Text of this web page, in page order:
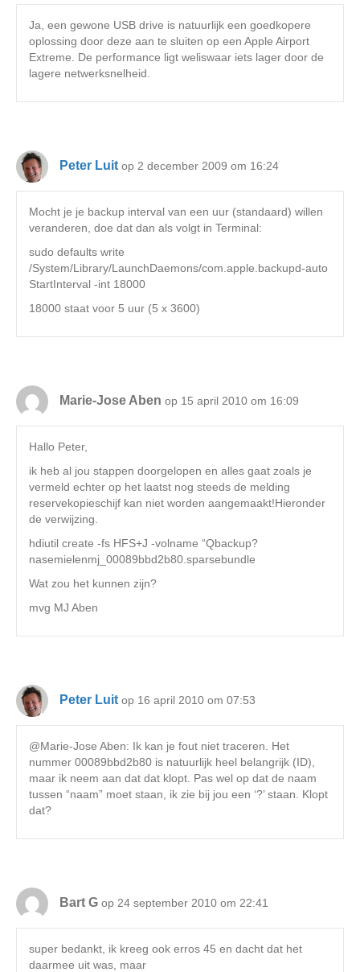
Ja, een gewone USB drive is natuurlijk een goedkopere
oplossing door deze aan te sluiten op een Apple Airport
Extreme. De performance ligt weliswaar iets lager door de
lagere netwerksnelheid.
Peter Luit op 2 december 2009 om 16:24
Mocht je je backup interval van een uur (standaard) willen
veranderen, doe dat dan als volgt in Terminal:
sudo defaults write
/System/Library/LaunchDaemons/com.apple.backupd-auto
StartInterval -int 18000
18000 staat voor 5 uur (5 x 3600)
Marie-Jose Aben op 15 april 2010 om 16:09
Hallo Peter,
ik heb al jou stappen doorgelopen en alles gaat zoals je
vermeld echter op het laatst nog steeds de melding
reservekopieschijf kan niet worden aangemaakt!Hieronder
de verwijzing.
hdiutil create -fs HFS+J -volname “Qbackup?
nasemielenmj_00089bbd2b80.sparsebundle
Wat zou het kunnen zijn?
mvg MJ Aben
Peter Luit op 16 april 2010 om 07:53
@Marie-Jose Aben: Ik kan je fout niet traceren. Het
nummer 00089bbd2b80 is natuurlijk heel belangrijk (ID),
maar ik neem aan dat dat klopt. Pas wel op dat de naam
tussen “naam” moet staan, ik zie bij jou een ‘?’ staan. Klopt
dat?
Bart G op 24 september 2010 om 22:41
super bedankt, ik kreeg ook erros 45 en dacht dat het
daarmee uit was, maar